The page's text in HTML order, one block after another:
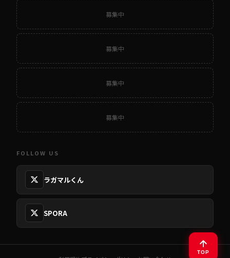
募集中
募集中
募集中
募集中
FOLLOW US
ラガマルくん
SPORA
TOP